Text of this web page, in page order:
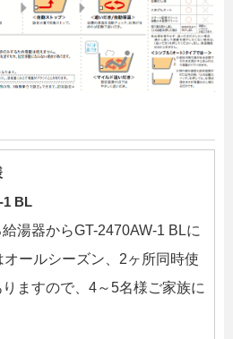
1 BL
湯器からGT-2470AW-1 BLに
ールシーズン、2ヶ所同時使
ますので、4～5名様ご家族に